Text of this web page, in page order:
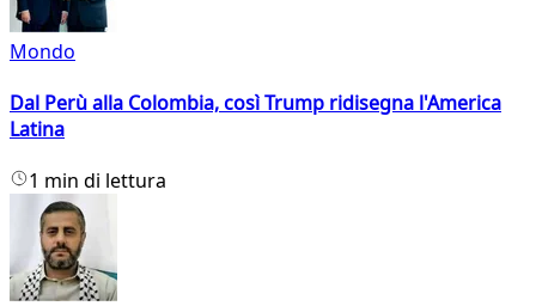
Mondo
Dal Perù alla Colombia, così Trump ridisegna l'America
Latina
1 min di lettura